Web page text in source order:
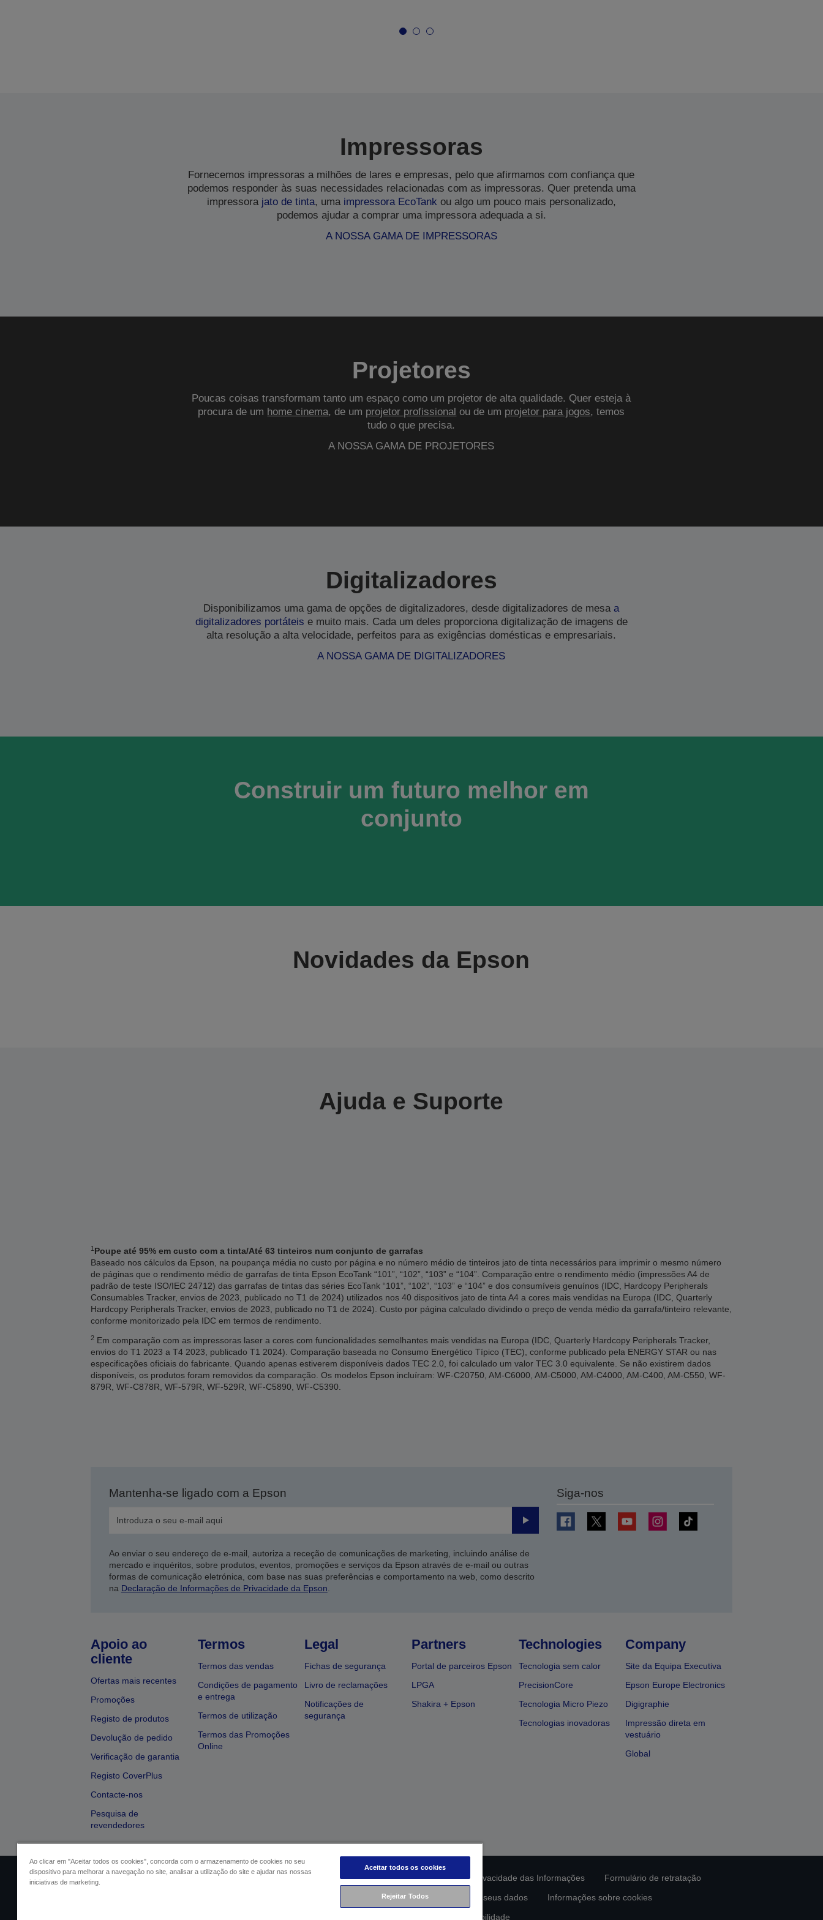
Impressoras
Fornecemos impressoras a milhões de lares e empresas, pelo que afirmamos com confiança que
podemos responder às suas necessidades relacionadas com as impressoras. Quer pretenda uma
impressora jato de tinta, uma impressora EcoTank ou algo um pouco mais personalizado,
podemos ajudar a comprar uma impressora adequada a si.
A NOSSA GAMA DE IMPRESSORAS
Projetores
Poucas coisas transformam tanto um espaço como um projetor de alta qualidade. Quer esteja à
procura de um home cinema, de um projetor profissional ou de um projetor para jogos, temos
tudo o que precisa.
A NOSSA GAMA DE PROJETORES
Digitalizadores
Disponibilizamos uma gama de opções de digitalizadores, desde digitalizadores de mesaa
digitalizadores portáteis e muito mais. Cada um deles proporciona digitalização de imagens de
alta resolução a alta velocidade, perfeitos para as exigências domésticas e empresariais.
A NOSSA GAMA DE DIGITALIZADORES
Construir um futuro melhor em
conjunto
Novidades da Epson
Ajuda e Suporte
1Poupe até 95% em custo com a tinta/Até 63 tinteiros num conjunto de garrafas
Baseado nos cálculos da Epson, na poupança média no custo por página e no número médio de tinteiros jato de tinta necessários para imprimir o mesmo número
de páginas que o rendimento médio de garrafas de tinta Epson EcoTank “101”, “102”, “103” e “104”. Comparação entre o rendimento médio (impressões A4 de
padrão de teste ISO/IEC 24712) das garrafas de tintas das séries EcoTank “101”, “102”, “103” e “104” e dos consumíveis genuínos (IDC, Hardcopy Peripherals
Consumables Tracker, envios de 2023, publicado no T1 de 2024) utilizados nos 40 dispositivos jato de tinta A4 a cores mais vendidas na Europa (IDC, Quarterly
Hardcopy Peripherals Tracker, envios de 2023, publicado no T1 de 2024). Custo por página calculado dividindo o preço de venda médio da garrafa/tinteiro relevante,
conforme monitorizado pela IDC em termos de rendimento.
2Em comparação com as impressoras laser a cores com funcionalidades semelhantes mais vendidas na Europa (IDC, Quarterly Hardcopy Peripherals Tracker,
envios do T1 2023 a T4 2023, publicado T1 2024). Comparação baseada no Consumo Energético Típico (TEC), conforme publicado pela ENERGY STAR ou nas
especificações oficiais do fabricante. Quando apenas estiverem disponíveis dados TEC 2.0, foi calculado um valor TEC 3.0 equivalente. Se não existirem dados
disponíveis, os produtos foram removidos da comparação. Os modelos Epson incluíram: WF-C20750, AM-C6000, AM-C5000, AM-C4000, AM-C400, AM-C550, WF-
879R, WF-C878R, WF-579R, WF-529R, WF-C5890, WF-C5390.
Mantenha-se ligado com a Epson
Enviar
Ao enviar o seu endereço de e-mail, autoriza a receção de comunicações de marketing, incluindo análise de
mercado e inquéritos, sobre produtos, eventos, promoções e serviços da Epson através de e-mail ou outras
formas de comunicação eletrónica, com base nas suas preferências e comportamento na web, como descrito
na Declaração de Informações de Privacidade da Epson
Siga-nos
Apoio ao
cliente
Ofertas mais recentes
Promoções
Registo de produtos
Devolução de pedido
Verificação de garantia
Registo CoverPlus
Contacte-nos
Pesquisa de
revendedores
Termos
Termos das vendas
Condições de pagamento
e entrega
Termos de utilização
Termos das Promoções
Online
Legal
Fichas de segurança
Livro de reclamações
Notificações de
segurança
Partners
Portal de parceiros Epson
LPGA
Shakira + Epson
Technologies
Tecnologia sem calor
PrecisionCore
Tecnologia Micro Piezo
Tecnologias inovadoras
Company
Site da Equipa Executiva
Epson Europe Electronics
Digigraphie
Impressão direta em
vestuário
Global
Identificação do vendedor Identificação da conformidade do produto Declaração de Privacidade das Informações
Formulário de retratação
Contacte-nos sobre os seus dados
Informações sobre cookies
Compromisso da Epson para com a acessibilidade
Ao clicar em "Aceitar todos os cookies", concorda com o armazenamento de cookies no seu
dispositivo para melhorar a navegação no site, analisar a utilização do site e ajudar nas nossas
iniciativas de marketing.
Aceitar todos os cookies
Rejeitar Todos